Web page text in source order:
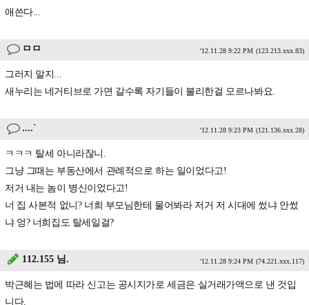
애쓴다...
ㅁㅁ '12.11.28 9:22 PM (123.213.xxx.83)
그러지 말지...
새누리는 네거티브로 가면 갈수록 자기들이 불리한걸 모르나봐요.
....` '12.11.28 9:23 PM (121.136.xxx.28)
ㅋㅋㅋ 탈세 아니라잖니.
그냥 그때는 부동산에서 관례적으로 하는 일이었다고!
저거 내는 놈이 병신이었다고!
너 집 사본적 없니? 너희 부모님한테 물어봐라 저거 저 시대에 썼냐 안썼
냐 엉? 너희집도 탈세일걸?
112.155 님. '12.11.28 9:24 PM (74.221.xxx.117)
박근혜는 법에 따라 신고는 공시지가로 세금은 실거래가액으로 낸 것입
니다.